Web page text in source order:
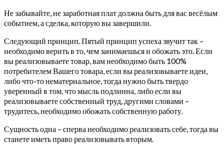
Не забывайте, не заработная плат должна быть для вас весёлым
событием, а сделка, которую вы завершили.
Следующий принцип. Пятый принцип успеха звучит так –
необходимо верить в то, чем занимаешься и обожать это. Если
вы реализовываете товар, вам необходимо быть 100%
потребителем Вашего товара, если вы реализовываете идеи,
либо что-то нематериальное, тогда нужно быть твердо
уверенный в том, что мысль подлинна, либо если вы
реализовываете собственный труд, другими словами –
трудитесь, необходимо обожать собственную работу.
Сущность одна – сперва необходимо реализовать себе, тогда вы
станете иметь право реализовывать вторым.